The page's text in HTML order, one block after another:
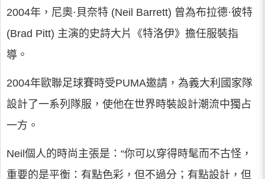
2004年，尼奧·貝奈特 (Neil Barrett) 曾為布拉德·彼特
(Brad Pitt) 主演的史詩大片《特洛伊》擔任服裝指
導。
2004年歐聯足球賽時受PUMA邀請，為義大利國家隊
設計了一系列隊服，使他在世界時裝設計潮流中獨占
一方。
Neil個人的時尚主張是：“你可以穿得時髦而不古怪，
重要的是平衡：有點色彩，但不過分；有點設計，但